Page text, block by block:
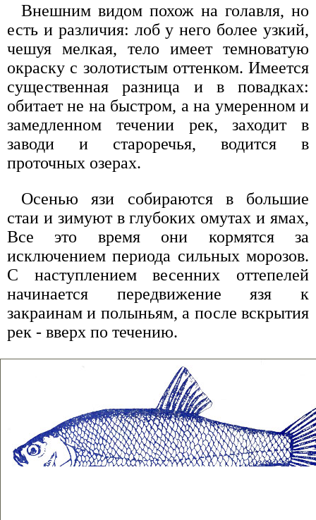
Внешним видом похож на голавля, но
есть и различия: лоб у него более узкий,
чешуя мелкая, тело имеет темноватую
окраску с золотистым оттенком. Имеется
существенная разница и в повадках:
обитает не на быстром, а на умеренном и
замедленном течении рек, заходит в
заводи и староречья, водится в
проточных озерах.
Осенью язи собираются в большие
стаи и зимуют в глубоких омутах и ямах,
Все это время они кормятся за
исключением периода сильных морозов.
С наступлением весенних оттепелей
начинается передвижение язя к
закраинам и полыньям, а после вскрытия
рек - вверх по течению.